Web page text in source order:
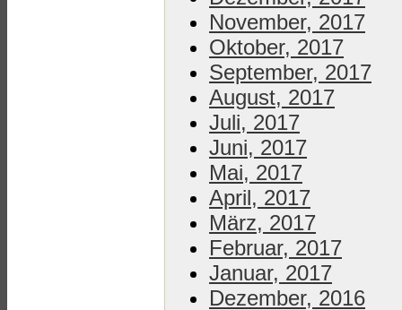
November, 2017
Oktober, 2017
September, 2017
August, 2017
Juli, 2017
Juni, 2017
Mai, 2017
April, 2017
März, 2017
Februar, 2017
Januar, 2017
Dezember, 2016